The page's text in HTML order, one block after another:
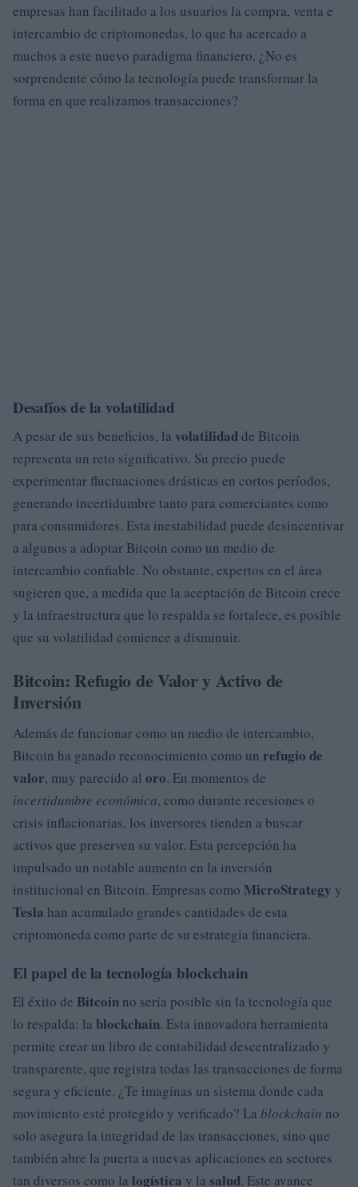
empresas han facilitado a los usuarios la compra, venta e
intercambio de criptomonedas, lo que ha acercado a
muchos a este nuevo paradigma financiero. ¿No es
sorprendente cómo la tecnología puede transformar la
forma en que realizamos transacciones?
Desafíos de la volatilidad
A pesar de sus beneficios, la volatilidadde Bitcoin
representa un reto significativo. Su precio puede
experimentar fluctuaciones drásticas en cortos períodos,
generando incertidumbre tanto para comerciantes como
para consumidores. Esta inestabilidad puede desincentivar
a algunos a adoptar Bitcoin como un medio de
intercambio confiable. No obstante, expertos en el área
sugieren que, a medida que la aceptación de Bitcoin crece
y la infraestructura que lo respalda se fortalece, es posible
que su volatilidad comience a disminuir.
Bitcoin: Refugio de Valor y Activo de
Inversión
Además de funcionar como un medio de intercambio,
Bitcoin ha ganado reconocimiento como un refugio de
valor, muy parecido al oro. En momentos de
incertidumbre económica, como durante recesiones o
crisis inflacionarias, los inversores tienden a buscar
activos que preserven su valor. Esta percepción ha
impulsado un notable aumento en la inversión
institucional en Bitcoin. Empresas como MicroStrategy y
Tesla han acumulado grandes cantidades de esta
criptomoneda como parte de su estrategia financiera.
El papel de la tecnología blockchain
El éxito de Bitcoin no sería posible sin la tecnología que
lo respalda: la blockchain. Esta innovadora herramienta
permite crear un libro de contabilidad descentralizado y
transparente, que registra todas las transacciones de forma
segura y eficiente. ¿Te imaginas un sistema donde cada
movimiento esté protegido y verificado? La blockchain no
solo asegura la integridad de las transacciones, sino que
también abre la puerta a nuevas aplicaciones en sectores
tan diversos como la logística y la salud. Este avance